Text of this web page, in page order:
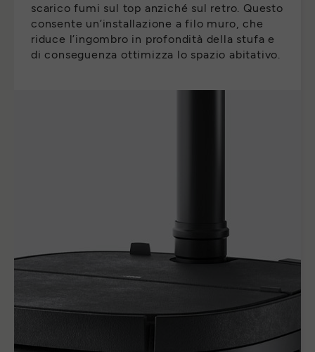
scarico fumi sul top anziché sul retro. Questo
consente un’installazione a filo muro, che
riduce l’ingombro in profondità della stufa e
di conseguenza ottimizza lo spazio abitativo.